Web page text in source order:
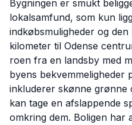
Bygningen er smukt
lokalsamfund, som kun
indkøbsmuligheder og
kilometer til Odense
roen fra en landsby med
byens bekvemmeligheder
inkluderer skønne grønne
kan tage en afslappende
omkring dem. Boligen